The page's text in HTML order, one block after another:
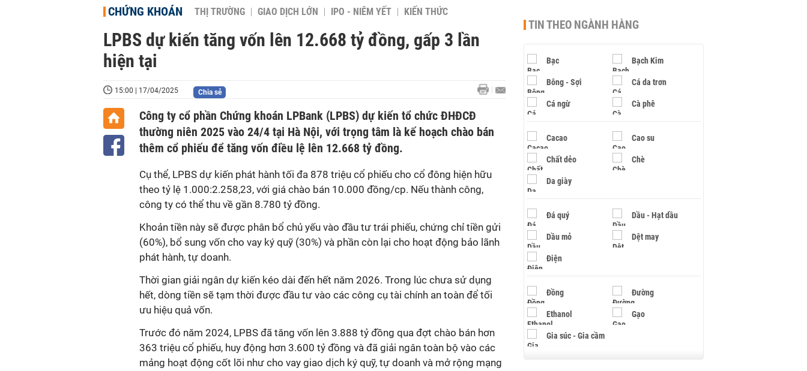
CHỨNG KHOÁN THỊ TRƯỜNG GIAO DỊCH LỚN IPO - NIÊM YẾT KIẾN THỨC
LPBS dự kiến tăng vốn lên 12.668 tỷ đồng, gấp 3 lần
hiện tại
15:00 | 17/04/2025 Chia sẻ
Công ty cổ phần Chứng khoán LPBank (LPBS) dự kiến tổ chức ĐHĐCĐ
thường niên 2025 vào 24/4 tại Hà Nội, với trọng tâm là kế hoạch chào bán
thêm cổ phiếu để tăng vốn điều lệ lên 12.668 tỷ đồng.
Cụ thể, LPBS dự kiến phát hành tối đa 878 triệu cổ phiếu cho cổ đông hiện hữu
theo tỷ lệ 1.000:2.258,23, với giá chào bán 10.000 đồng/cp. Nếu thành công,
công ty có thể thu về gần 8.780 tỷ đồng.
Khoản tiền này sẽ được phân bổ chủ yếu vào đầu tư trái phiếu, chứng chỉ tiền gửi
(60%), bổ sung vốn cho vay ký quỹ (30%) và phần còn lại cho hoạt động bảo lãnh
phát hành, tự doanh.
Thời gian giải ngân dự kiến kéo dài đến hết năm 2026. Trong lúc chưa sử dụng
hết, dòng tiền sẽ tạm thời được đầu tư vào các công cụ tài chính an toàn để tối
ưu hiệu quả vốn.
Trước đó năm 2024, LPBS đã tăng vốn lên 3.888 tỷ đồng qua đợt chào bán hơn
363 triệu cổ phiếu, huy động hơn 3.600 tỷ đồng và đã giải ngân toàn bộ vào các
mảng hoạt động cốt lõi như cho vay giao dịch ký quỹ, tự doanh và mở rộng mạng
TIN THEO NGÀNH HÀNG
Bạc Bạch Kim
Bông - Sợi Cá da trơn
Cá ngừ Cà phê
Cacao Cao su
Chất dẻo Chè
Da giày
Đá quý Dầu - Hạt dầu
Dầu mỏ Dệt may
Điện
Đồng Đường
Ethanol Gạo
Gia súc - Gia cầm